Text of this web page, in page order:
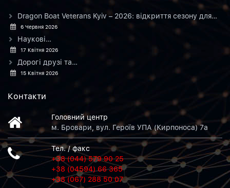
Dragon Boat Veterans Kyiv – 2026: відкриття сезону для…
6 Червня 2026
Наукові…
17 Квітня 2026
Дорогі друзі та…
15 Квітня 2026
Контакти
Головний центр
м. Бровари, вул. Героїв УПА (Кирпоноса) 7а
Тел. / факс
+38 (044) 579 90 25
+38 (04594) 66 365
+38 (067) 288 50 07